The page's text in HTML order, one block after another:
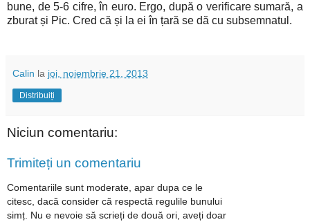
bune, de 5-6 cifre, în euro. Ergo, după o verificare sumară, a
zburat și Pic. Cred că și la ei în țară se dă cu subsemnatul.
Calin la joi, noiembrie 21, 2013
Distribuiți
Niciun comentariu:
Trimiteți un comentariu
Comentariile sunt moderate, apar dupa ce le
citesc, dacă consider că respectă regulile bunului
simț. Nu e nevoie să scrieți de două ori, aveți doar